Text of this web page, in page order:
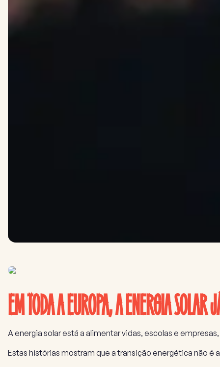
EM TODA A EUROPA, A ENERGIA SOLAR
A energia solar está a alimentar vidas, escolas e
Estas histórias mostram que a transição energética não